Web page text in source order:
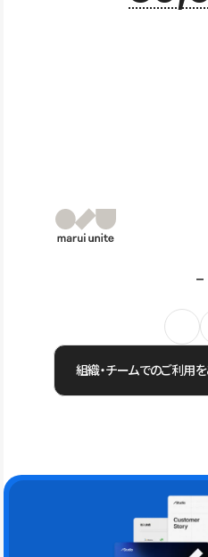
組織・チームでのご利用